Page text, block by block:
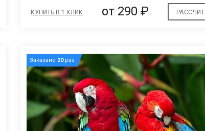
КУПИТЬ В 1 КЛИК от 290 ₽
Заказано 20раз